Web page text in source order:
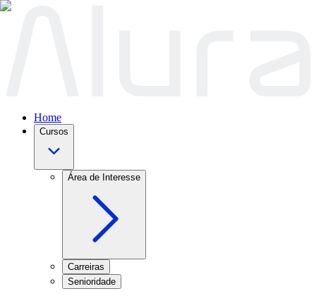
Home
Cursos
Área de Interesse
Carreiras
Senioridade